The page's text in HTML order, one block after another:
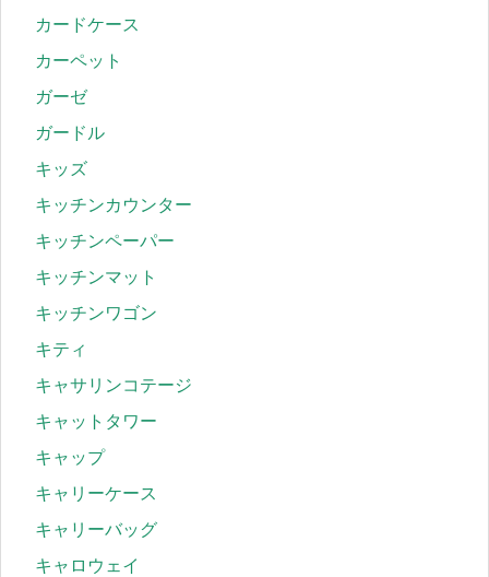
カードケース
カーペット
ガーゼ
ガードル
キッズ
キッチンカウンター
キッチンペーパー
キッチンマット
キッチンワゴン
キティ
キャサリンコテージ
キャットタワー
キャップ
キャリーケース
キャリーバッグ
キャロウェイ